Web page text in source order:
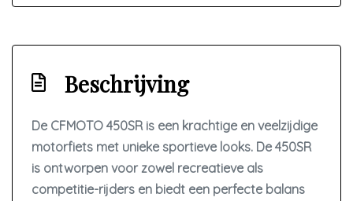
Beschrijving
De CFMOTO 450SRis een krachtige en veelzijdige
motorfiets met unieke sportieve looks. De 450SR
is ontworpen voor zowel recreatieve als
competitie-rijders en biedt een perfecte balans